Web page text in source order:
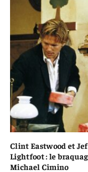
Clint Eastwood et
Lightfoot : le
Michael Cimino